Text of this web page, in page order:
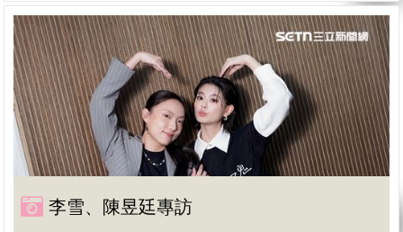
李雪、陳昱廷專訪